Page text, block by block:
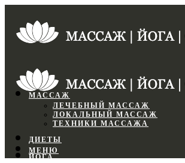
МАССАЖ
ЛЕЧЕБНЫЙ МАССАЖ
ЛОКАЛЬНЫЙ МАССАЖ
ТЕХНИКИ МАССАЖА
ДИЕТЫ
ЙОГА
МЕНЮ